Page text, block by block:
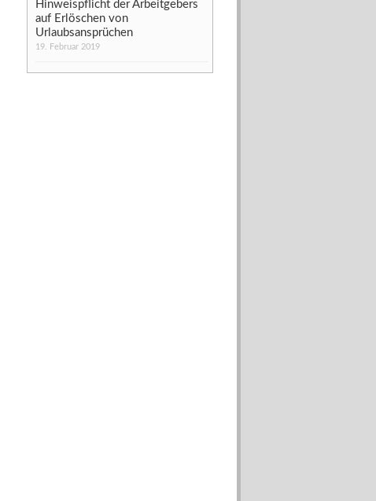
Hinweispflicht der Arbeitgebers
auf Erlöschen von
Urlaubsansprüchen
19. Februar 2019